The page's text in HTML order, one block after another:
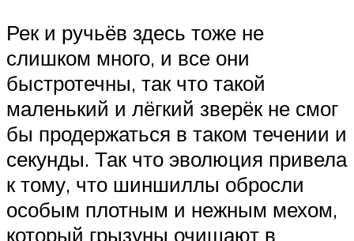
Рек и ручьёв здесь тоже не
слишком много, и все они
быстротечны, так что такой
маленький и лёгкий зверёк не смог
бы продержаться в таком течении и
секунды. Так что эволюция привела
к тому, что шиншиллы обросли
особым плотным и нежным мехом,
который грызуны очищают в